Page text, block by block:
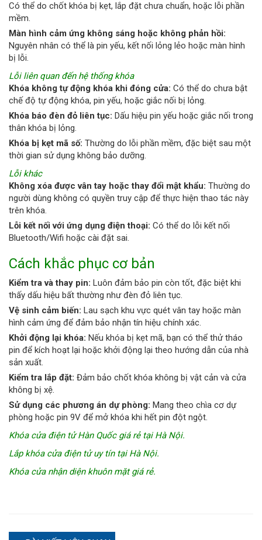
Có thể do chốt khóa bị kẹt, lắp đặt chưa chuẩn, hoặc lỗi phần
mềm.
Màn hình cảm ứng không sáng hoặc không phản hồi:
Nguyên nhân có thể là pin yếu, kết nối lỏng lẻo hoặc màn hình
bị lỗi.
Lỗi liên quan đến hệ thống khóa
Khóa không tự động khóa khi đóng cửa: Có thể do chưa bật
chế độ tự động khóa, pin yếu, hoặc giắc nối bị lỏng.
Khóa báo đèn đỏ liên tục: Dấu hiệu pin yếu hoặc giắc nối trong
thân khóa bị lỏng.
Khóa bị kẹt mã số: Thường do lỗi phần mềm, đặc biệt sau một
thời gian sử dụng không bảo dưỡng.
Lỗi khác
Không xóa được vân tay hoặc thay đổi mật khẩu: Thường do
người dùng không có quyền truy cập để thực hiện thao tác này
trên khóa.
Lỗi kết nối với ứng dụng điện thoại: Có thể do lỗi kết nối
Bluetooth/Wifi hoặc cài đặt sai.
Cách khắc phục cơ bản
Kiểm tra và thay pin: Luôn đảm bảo pin còn tốt, đặc biệt khi
thấy dấu hiệu bất thường như đèn đỏ liên tục.
Vệ sinh cảm biến: Lau sạch khu vực quét vân tay hoặc màn
hình cảm ứng để đảm bảo nhận tín hiệu chính xác.
Khởi động lại khóa: Nếu khóa bị kẹt mã, bạn có thể thử tháo
pin để kích hoạt lại hoặc khởi động lại theo hướng dẫn của nhà
sản xuất.
Kiểm tra lắp đặt: Đảm bảo chốt khóa không bị vật cản và cửa
không bị xệ.
Sử dụng các phương án dự phòng: Mang theo chìa cơ dự
phòng hoặc pin 9V để mở khóa khi hết pin đột ngột.
Khóa cửa điện tử Hàn Quốc giá rẻtại Hà Nội.
Lắp khóa cửa điện tử uy tín tại Hà Nội.
Khóa cửa nhận diện khuôn mặt giá rẻ.